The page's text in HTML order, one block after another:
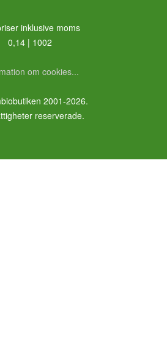
inklusive moms
0,14 | 1002
om cookies...
2001-2026.
reserverade.